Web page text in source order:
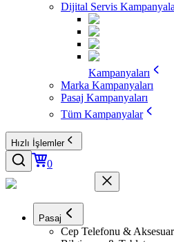
Dijital Servis
Kampanyaları
Marka Kampanyaları
Pasaj Kampanyaları
Tüm Kampanyalar
Hızlı İşlemler
0
Pasaj
Cep Telefonu & Aksesuar